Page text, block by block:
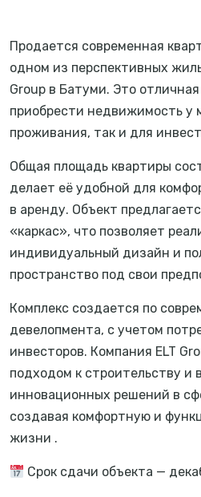
Продается современная
одном из перспективных
Group в Батуми. Это
приобрести недвижимость у
проживания, так и для
Общая площадь квартиры
делает её удобной для
в аренду. Объект
«каркас», что позволяет
индивидуальный дизайн и
пространство под свои
Комплекс создается по
девелопмента, с учетом
инвесторов. Компания ELT
подходом к строительству и
инновационных решений в
создавая комфортную и
жизни .
Срок сдачи объекта —